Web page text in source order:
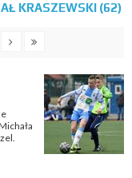
KRASZEWSKI (62)